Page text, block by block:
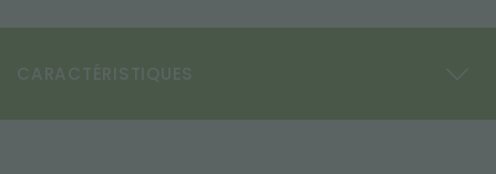
CARACTÉRISTIQUES